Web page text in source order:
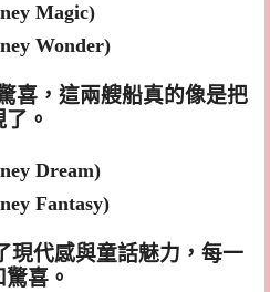
Magic)
Wonder)
喜，這兩艘船真的像是把
。
Dream)
Fantasy)
代感與童話魅力，每一
喜。